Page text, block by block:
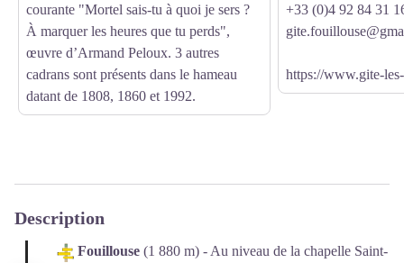
courante "Mortel sais-tu à quoi je sers ?
À marquer les heures que tu perds",
œuvre d’Armand Peloux. 3 autres
cadrans sont présents dans le hameau
datant de 1808, 1860 et 1992.
+33 (0)4 92 84 31
https://www.gite-
Description
Fouillouse (1 880 m) - Au niveau de la chapelle Saint-